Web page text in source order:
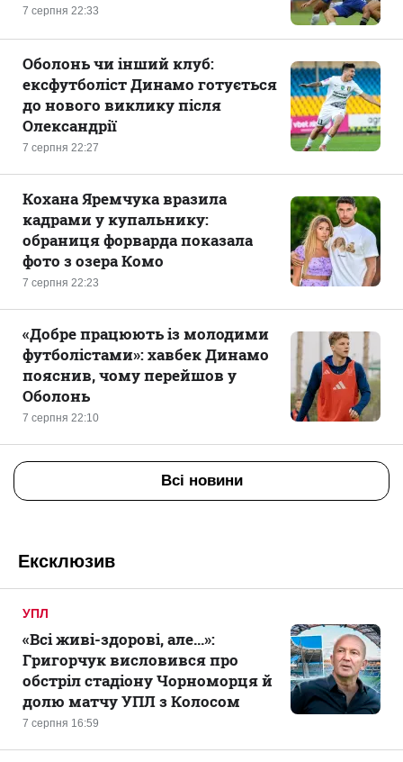
7 серпня 22:33
7 серпня 22:27
Оболонь чи інший клуб:
ексфутболіст Динамо готується
до нового виклику після
Олександрії
7 серпня 22:23
Кохана Яремчука вразила
кадрами у купальнику:
обраниця форварда показала
фото з озера Комо
7 серпня 22:10
«Добре працюють із молодими
футболістами»: хавбек Динамо
пояснив, чому перейшов у
Оболонь
Всі новини
Ексклюзив
УПЛ
7 серпня 16:59
«Всі живі-здорові, але...»:
Григорчук висловився про
обстріл стадіону Чорноморця й
долю матчу УПЛ з Колосом